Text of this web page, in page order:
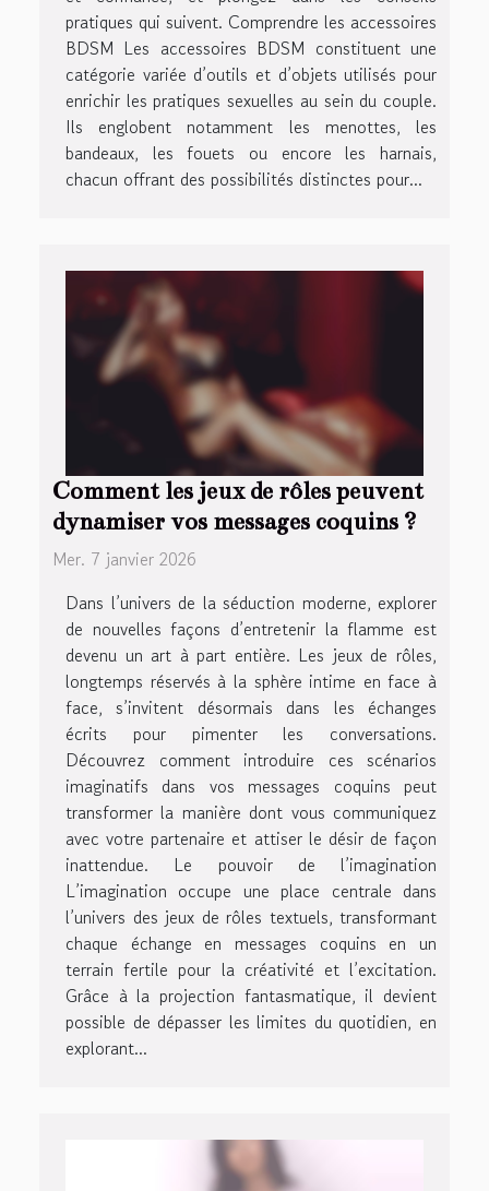
pratiques qui suivent. Comprendre les accessoires
BDSM Les accessoires BDSM constituent une
catégorie variée d’outils et d’objets utilisés pour
enrichir les pratiques sexuelles au sein du couple.
Ils englobent notamment les menottes, les
bandeaux, les fouets ou encore les harnais,
chacun offrant des possibilités distinctes pour...
Comment les jeux de rôles peuvent
dynamiser vos messages coquins ?
Mer. 7 janvier 2026
Dans l’univers de la séduction moderne, explorer
de nouvelles façons d’entretenir la flamme est
devenu un art à part entière. Les jeux de rôles,
longtemps réservés à la sphère intime en face à
face, s’invitent désormais dans les échanges
écrits pour pimenter les conversations.
Découvrez comment introduire ces scénarios
imaginatifs dans vos messages coquins peut
transformer la manière dont vous communiquez
avec votre partenaire et attiser le désir de façon
inattendue. Le pouvoir de l’imagination
L’imagination occupe une place centrale dans
l’univers des jeux de rôles textuels, transformant
chaque échange en messages coquins en un
terrain fertile pour la créativité et l’excitation.
Grâce à la projection fantasmatique, il devient
possible de dépasser les limites du quotidien, en
explorant...